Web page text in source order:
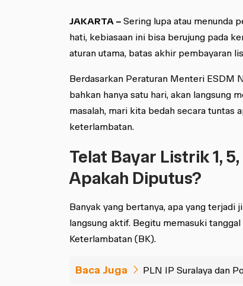
JAKARTA – Sering lupa atau menunda
hati, kebiasaan ini bisa berujung pada
aturan utama, batas akhir pembayaran
Berdasarkan Peraturan Menteri ESDM
bahkan hanya satu hari, akan langsung
masalah, mari kita bedah secara tuntas
keterlambatan.
Telat Bayar Listrik 1,
Apakah Diputus?
Banyak yang bertanya, apa yang terjadi
langsung aktif. Begitu memasuki
Keterlambatan (BK).
Baca Juga PLN IP Suralaya dan